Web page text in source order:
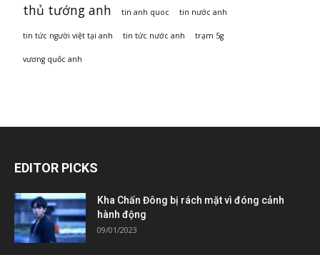
thủ tướng anh
tin anh quoc tin nước anh
tin tức người việt tại anh tin tức nước anh trạm 5g
vương quốc anh
EDITOR PICKS
Kha Chấn Đông bị rách mặt vì đóng cảnh
hành động
09/01/2023